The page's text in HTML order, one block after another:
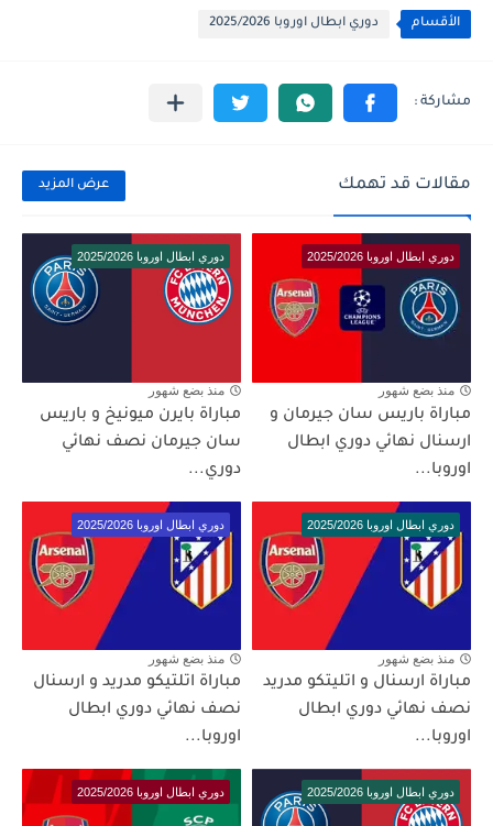
الأقسام دوري ابطال اوروبا 2025/2026
مقالات قد تهمك عرض المزيد
دوري ابطال اوروبا 2025/2026
منذ بضع شهور
مباراة باريس سان جيرمان و
ارسنال نهائي دوري ابطال
اوروبا...
دوري ابطال اوروبا 2025/2026
منذ بضع شهور
مباراة بايرن ميونيخ و باريس
سان جيرمان نصف نهائي
دوري...
دوري ابطال اوروبا 2025/2026
منذ بضع شهور
مباراة ارسنال و اتليتكو مدريد
نصف نهائي دوري ابطال
اوروبا...
دوري ابطال اوروبا 2025/2026
منذ بضع شهور
مباراة اتلتيكو مدريد و ارسنال
نصف نهائي دوري ابطال
اوروبا...
دوري ابطال اوروبا 2025/2026 دوري ابطال اوروبا 2025/2026